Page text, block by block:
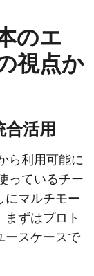
のエ
視点か
活用
ら利用可能に
っているチー
にマルチモー
ずはプロト
ースケースで